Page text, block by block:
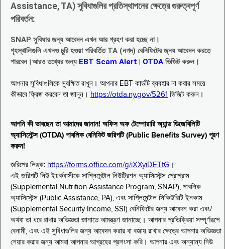
Assistance, TA) সুবিধাগুলির প্রতিস্থাপনের ক্ষেত্রে গুরুত্বপূর্ণ
পরিবর্তন:
SNAP সুবিধার জন্য আবেদন এখন আর গ্রহণ করা হচ্ছে না।
গৃহস্থালিগুলি এখনও চুরি হওয়া পরিবর্তিত TA (নগদ) বেনিফিটের জ্নয আবেদন করতে
পারবেন।আরও তথ্যের জন্য EBT Scam Alert | OTDA ভিজিট করুন।
আপনার সুবিধাগুলিকে সুরক্ষিত রাখুন। আপনার EBT কার্ডটি ব্যবহার না করার সময়ে
কীভাবে ফ্রিজ করবেন তা জানুন। https://otda.ny.gov/5261 ভিজিট করুন।
আপনি কী ভাবছেন তা আমাদের জানান! অফিস অফ টেম্পোরারি অ্যান্ড ডিজেবিলিটি
অ্যাসিস্টেন্স (OTDA) পাবলিক বেনিফিট জরিপটি (Public Benefits Survey) পূরণ
করুন!
জরিপের লিঙ্ক: https://forms.office.com/g/iXXyiDETtG ।
এই জরিপটি নিউ ইয়র্কবাসীকে সাপ্লিমেন্টাল নিউট্রিশন অ্যাসিস্টেন্স প্রোগ্রাম
(Supplemental Nutrition Assistance Program, SNAP), পাবলিক
অ্যাসিস্টেন্স (Public Assistance, PA), এবং সাপ্লিমেন্টাল সিকিউরিটি ইনকাম
(Supplemental Security Income, SSI) বেনিফিটের জন্য আবেদন করা এবং/
অথবা তা ধরে রাখার অভিজ্ঞতা জানাতে আমন্ত্রণ জানাচ্ছে। আপনার প্রতিক্রিয়া সম্পূর্ণরূপে
বেনামী, এবং এই সুবিধাগুলির জন্য আবেদন করার বা বজায় রাখার ক্ষেত্রে আপনার অভিজ্ঞতা
শেয়ার করার জন্য আমরা আপনার আগ্রহের প্রশংসা করি। আপনার এবং অন্যান্য নিউ